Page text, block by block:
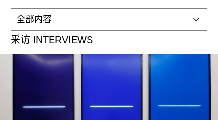
新闻
杂志
专栏
ART & EDUCATION
采访 INTERVIEWS